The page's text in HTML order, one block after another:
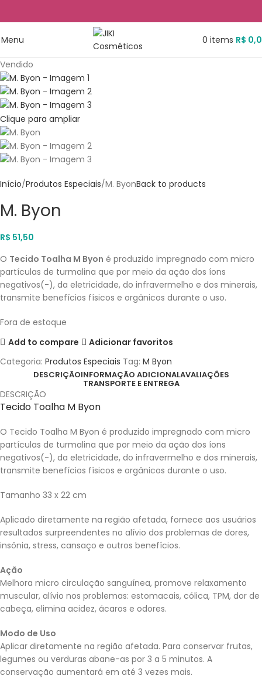
Menu 0 items R$
Vendido
Clique para ampliar
Início Produtos Especiais M. ByonBack to products
M. Byon
R$ 51,50
O Tecido Toalha M Byon é produzido impregnado com micro
partículas de turmalina que por meio da ação dos íons
negativos(-), da eletricidade, do infravermelho e dos minerais,
transmite benefícios físicos e orgânicos durante o uso.
Fora de estoque
Add to compare
Adicionar favoritos
Categoria: Produtos Especiais Tag: M Byon
DESCRIÇÃOINFORMAÇÃO ADICIONALAVALIAÇÕES
TRANSPORTE E ENTREGA
DESCRIÇÃO
Tecido Toalha M Byon
O Tecido Toalha M Byon é produzido impregnado com micro
partículas de turmalina que por meio da ação dos íons
negativos(-), da eletricidade, do infravermelho e dos minerais,
transmite benefícios físicos e orgânicos durante o uso.
Tamanho 33 x 22 cm
Aplicado diretamente na região afetada, fornece aos usuários
resultados surpreendentes no alívio dos problemas de dores,
insônia, stress, cansaço e outros benefícios.
Ação
Melhora micro circulação sanguínea, promove relaxamento
muscular, alívio nos problemas: estomacais, cólica, TPM, dor de
cabeça, elimina acidez, ácaros e odores.
Modo de Uso
Aplicar diretamente na região afetada. Para conservar frutas,
legumes ou verduras abane-as por 3 a 5 minutos. A
conservação aumentará em até 3 vezes mais.